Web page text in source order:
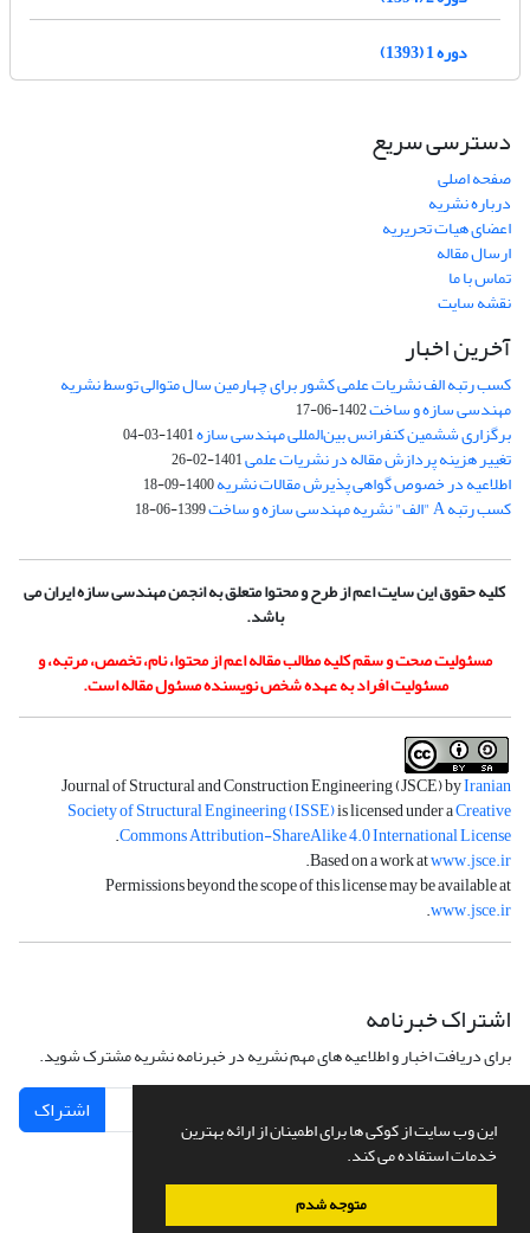
این وب سایت از کوکی ها برای اطمینان از ارائه بهترین
خدمات استفاده می کند.
متوجه شدم
دوره 1 (1393)
دسترسی سریع
صفحه اصلی
درباره نشریه
اعضای هیات تحریریه
ارسال مقاله
تماس با ما
نقشه سایت
آخرین اخبار
کسب رتبه الف نشریات علمی کشور برای چهارمین سال متوالی توسط نشریه
مهندسی سازه و ساخت1402-06-17
برگزاری ششمین کنفرانس بین‌المللی مهندسی سازه1401-03-04
تغییر هزینه پردازش مقاله در نشریات علمی1401-02-26
اطلاعیه در خصوص گواهی پذیرش مقالات نشریه1400-09-18
کسب رتبه A "الف" نشریه مهندسی سازه و ساخت 1399-06-18
کلیه حقوق این سایت اعم از طرح و محتوا متعلق به انجمن مهندسی سازه ایران می
باشد.
مسئولیت صحت و سقم کلیه مطالب مقاله اعم از محتوا، نام، تخصص، مرتبه، و
مسئولیت افراد به عهده شخص نویسنده مسئول مقاله است.
Journal of Structural and Construction Engineering (JSCE) byIranian
Society of Structural Engineering (ISSE)is licensed under aCreative
Commons Attribution-ShareAlike 4.0 International License
.
Based on a work atwww.jsce.ir
.
Permissions beyond the scope of this license may be available at
www.jsce.ir
.
اشتراک خبرنامه
برای دریافت اخبار و اطلاعیه های مهم نشریه در خبرنامه نشریه مشترک شوید.
اشتراک
سامانه مدیریت نشریات علمی.طراحی و پیاده سازی ازسیناوب